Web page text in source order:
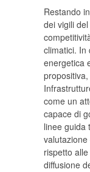
Restando
dei vigili
climatici. In
energetica
come un
capace di
linee guida
rispetto
diffusione